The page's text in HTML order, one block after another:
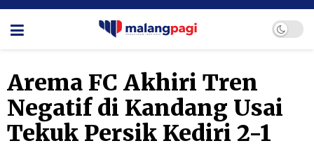
Arema FC Akhiri Tren
Negatif di Kandang Usai
Tekuk Persik Kediri 2-1